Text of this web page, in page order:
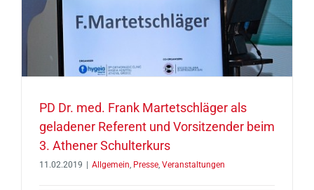
PD Dr. med. Frank Martetschläger als
geladener Referent und Vorsitzender beim
3. Athener Schulterkurs
11.02.2019 Allgemein, Presse, Veranstaltungen